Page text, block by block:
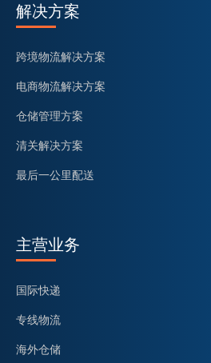
解决方案
跨境物流解决方案
电商物流解决方案
仓储管理方案
清关解决方案
最后一公里配送
主营业务
国际快递
专线物流
海外仓储